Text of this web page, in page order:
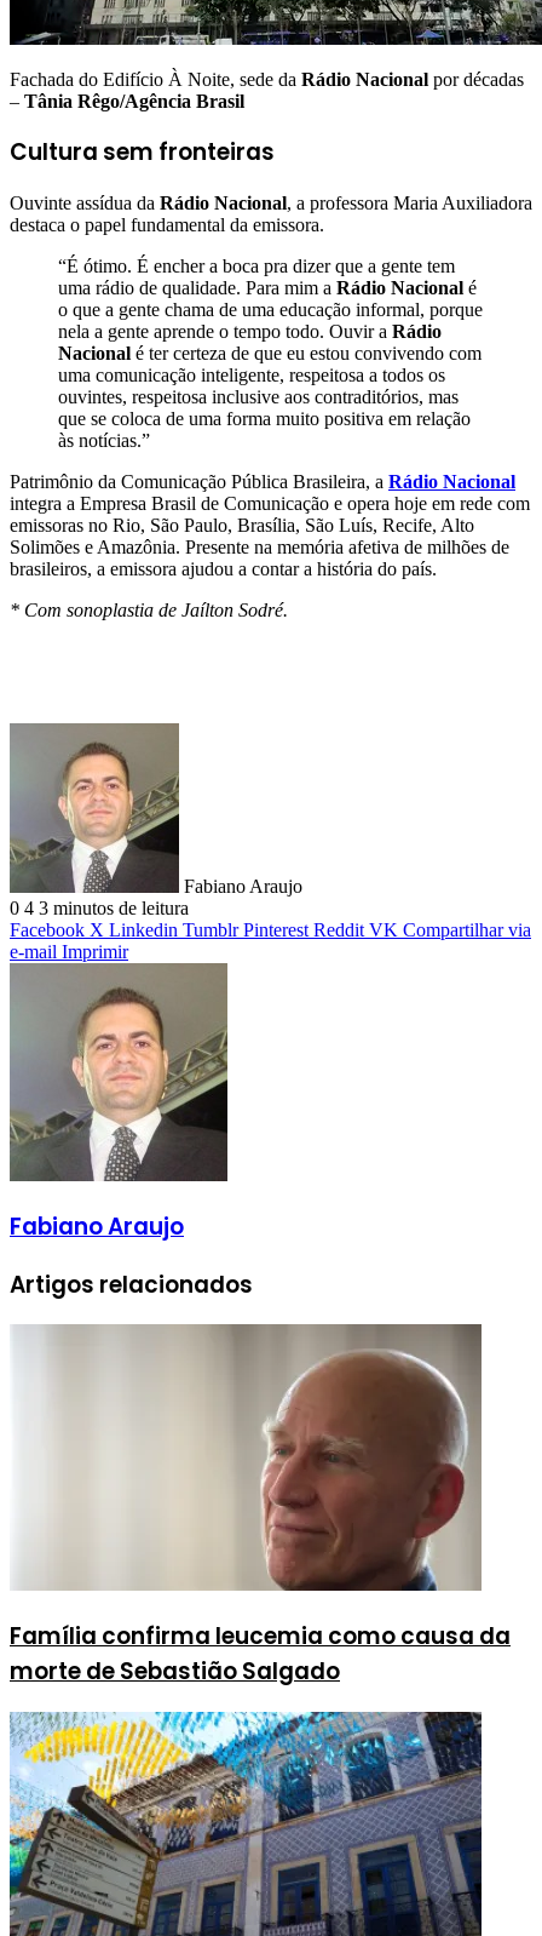
Fachada do Edifício À Noite, sede da Rádio Nacional por décadas
– Tânia Rêgo/Agência Brasil
Cultura sem fronteiras
Ouvinte assídua da Rádio Nacional, a professora Maria Auxiliadora
destaca o papel fundamental da emissora.
“É ótimo. É encher a boca pra dizer que a gente tem
uma rádio de qualidade. Para mim a Rádio Nacional é
o que a gente chama de uma educação informal, porque
nela a gente aprende o tempo todo. Ouvir a Rádio
Nacional é ter certeza de que eu estou convivendo com
uma comunicação inteligente, respeitosa a todos os
ouvintes, respeitosa inclusive aos contraditórios, mas
que se coloca de uma forma muito positiva em relação
às notícias.”
Patrimônio da Comunicação Pública Brasileira, a Rádio Nacional
integra a Empresa Brasil de Comunicação e opera hoje em rede com
emissoras no Rio, São Paulo, Brasília, São Luís, Recife, Alto
Solimões e Amazônia. Presente na memória afetiva de milhões de
brasileiros, a emissora ajudou a contar a história do país.
* Com sonoplastia de Jaílton Sodré.
Fabiano Araujo
0 4 3 minutos de leitura
Facebook X Linkedin Tumblr Pinterest Reddit VK Compartilhar via
e-mail Imprimir
Fabiano Araujo
Artigos relacionados
Família confirma leucemia como causa da
morte de Sebastião Salgado